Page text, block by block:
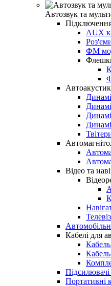
Автозвук та
Підключення
AUX
ФМ
Відео та
Кабелі для
Портативні